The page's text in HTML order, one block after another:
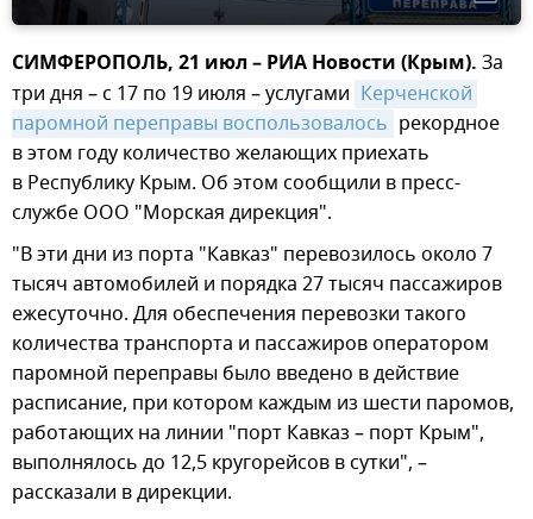
СИМФЕРОПОЛЬ, 21 июл – РИА Новости (Крым). За
три дня – с 17 по 19 июля – услугами Керченской
паромной переправы воспользовалось рекордное
в этом году количество желающих приехать
в Республику Крым. Об этом сообщили в пресс-
службе ООО "Морская дирекция".
"В эти дни из порта "Кавказ" перевозилось около 7
тысяч автомобилей и порядка 27 тысяч пассажиров
ежесуточно. Для обеспечения перевозки такого
количества транспорта и пассажиров оператором
паромной переправы было введено в действие
расписание, при котором каждым из шести паромов,
работающих на линии "порт Кавказ – порт Крым",
выполнялось до 12,5 кругорейсов в сутки", –
рассказали в дирекции.